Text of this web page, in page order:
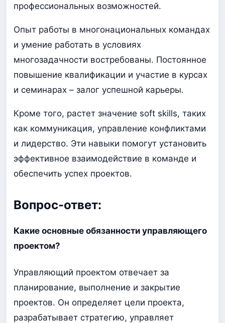
профессиональных возможностей.
Опыт работы в многонациональных командах
и умение работать в условиях
многозадачности востребованы. Постоянное
повышение квалификации и участие в курсах
и семинарах – залог успешной карьеры.
Кроме того, растет значение soft skills, таких
как коммуникация, управление конфликтами
и лидерство. Эти навыки помогут установить
эффективное взаимодействие в команде и
обеспечить успех проектов.
Вопрос-ответ:
Какие основные обязанности управляющего
проектом?
Управляющий проектом отвечает за
планирование, выполнение и закрытие
проектов. Он определяет цели проекта,
разрабатывает стратегию, управляет